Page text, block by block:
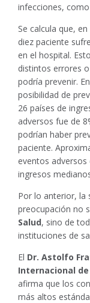
infecciones,
Se calcula que,
diez paciente
en el hospital.
distintos errores
podría prevenir.
posibilidad de
26 países de
adversos fue de
podrían haber
paciente.
eventos
ingresos
Por lo anterior, la
preocupación no
Salud, sino de
instituciones de
El Dr. Astolfo
Internacional
afirma que los
más altos